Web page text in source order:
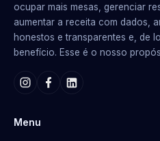
ocupar mais mesas, gerenciar
aumentar a receita com dados,
honestos e transparentes e, de
benefício. Esse é o nosso
Menu